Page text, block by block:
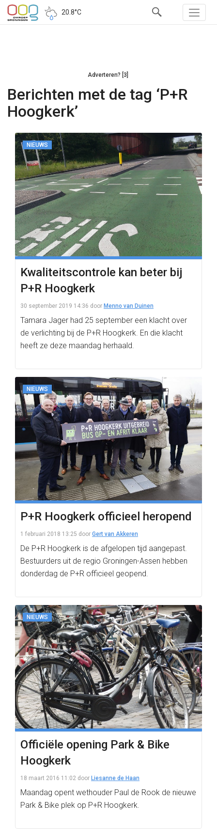
20.8°C
Adverteren? [3]
Berichten met de tag ‘P+R
Hoogkerk’
NIEUWS
Kwaliteitscontrole kan beter bij
P+R Hoogkerk
30 september 2019 14:36 door Menno van Duinen
Tamara Jager had 25 september een klacht over
de verlichting bij de P+R Hoogkerk. En die klacht
heeft ze deze maandag herhaald.
NIEUWS
P+R Hoogkerk officieel heropend
1 februari 2018 13:25 door Gert van Akkeren
De P+R Hoogkerk is de afgelopen tijd aangepast.
Bestuurders uit de regio Groningen-Assen hebben
donderdag de P+R officieel geopend.
NIEUWS
Officiële opening Park & Bike
Hoogkerk
18 maart 2016 11:02 door Liesanne de Haan
Maandag opent wethouder Paul de Rook de nieuwe
Park & Bike plek op P+R Hoogkerk.